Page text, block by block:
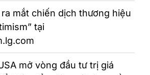
mắt chiến dịch thương hiệu
tại
mở vòng đầu tư trị giá